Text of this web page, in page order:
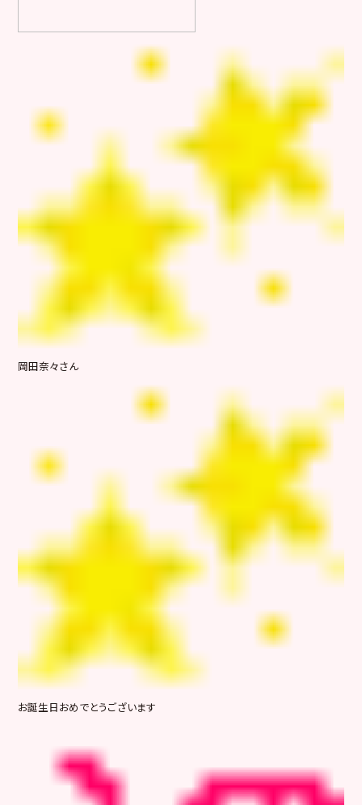
岡田奈々さん
お誕生日おめでとうございます